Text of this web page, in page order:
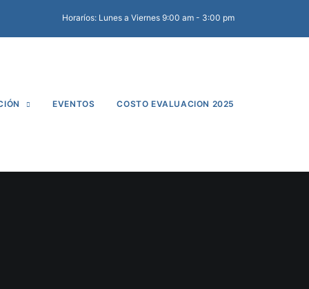
Horaríos: Lunes a Viernes 9:00 am - 3:00 pm
EVENTOS COSTO EVALUACION 2025